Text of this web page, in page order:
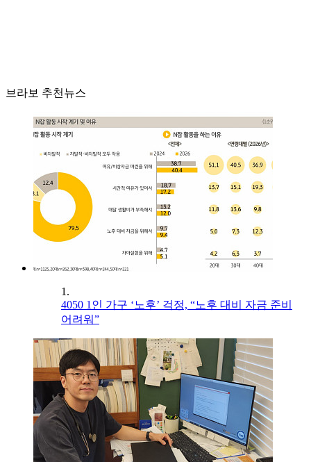
브라보 추천뉴스
1.
4050 1인 가구 ‘노후’ 걱정, “노후 대비 자금 준비
어려워”